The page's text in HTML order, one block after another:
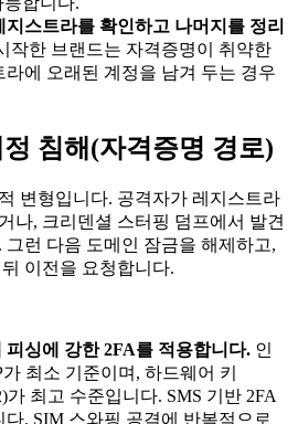
스트라를 확인하고 나머지를 정리
작한 브랜드는 자격증명이 취약한
에 오래된 계정을 남겨 두는 경우
침해(자격증명 경로)
변형입니다. 공격자가 레지스트라
나, 크리덴셜 스터핑 덤프에서 발견
런 다음 도메인 잠금을 해제하고,
이전을 요청합니다.
피싱에 강한 2FA를 적용합니다. 인
최소 기준이며, 하드웨어 키
가 최고 수준입니다. SMS 기반 2FA
. SIM 스와핑 공격에 반복적으로